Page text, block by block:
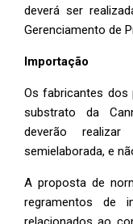
deverá ser
Gerenciamento de
Importação
Os fabricantes
substrato da
deverão
semielaborada, e
A proposta de
regramentos de